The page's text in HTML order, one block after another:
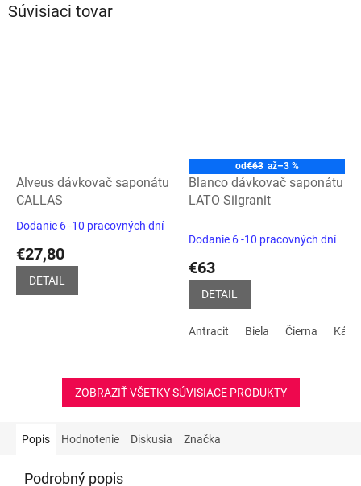
Súvisiaci tovar
Alveus dávkovač saponátu
CALLAS
Priemerné
produktu
Dodanie 6 -10 pracovných dní
€27,80
DETAIL
od€63 až–3 %
Blanco dávkovač saponátu
LATO Silgranit
Dodanie 6 -10 pracovných dní
€63
DETAIL
Antracit Biela Čierna
ZOBRAZIŤ VŠETKY SÚVISIACE PRODUKTY
Popis Hodnotenie Diskusia Značka
Podrobný popis